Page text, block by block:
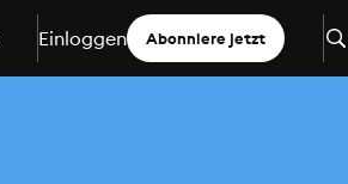
Einloggen Abonniere jetzt